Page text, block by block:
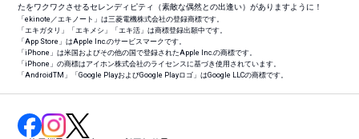
たをワクワクさせるセレンディピティ（素敵な偶然との出逢い）がありますように！
「ekinote／エキノート」は三菱電機株式会社の登録商標です。
「エキガタリ」「エキメシ」「エキ活」は商標登録出願中です。
「App Store」はApple Inc.のサービスマークです。
「iPhone」は米国およびその他の国で登録されたApple Inc.の商標です。
「iPhone」の商標はアイホン株式会社のライセンスに基づき使用されています。
「AndroidTM 」「Google PlayおよびGoogle Playロゴ」はGoogle LLCの商標です。